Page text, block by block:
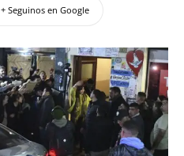
+ Seguinos en Google